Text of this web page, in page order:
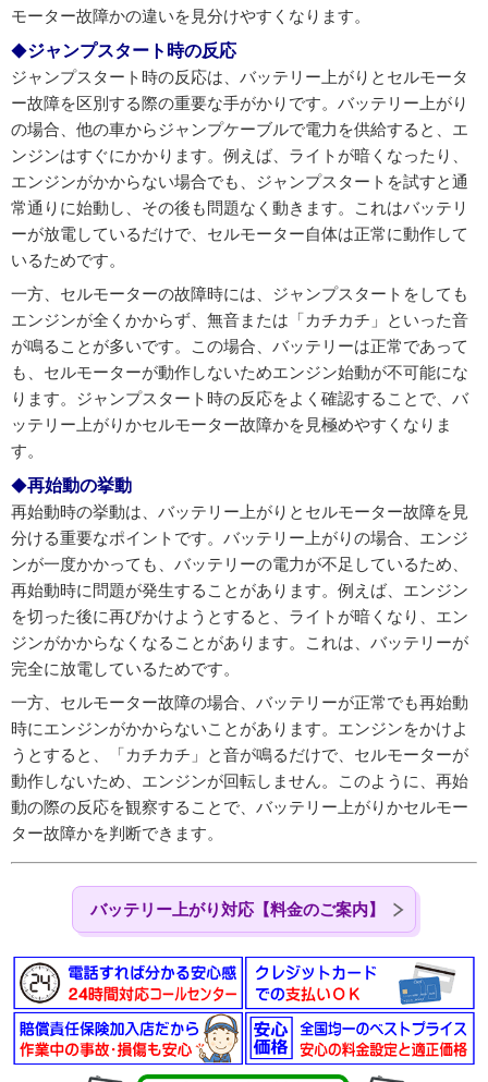
モーター故障かの違いを見分けやすくなります。
ジャンプスタート時の反応
ジャンプスタート時の反応は、バッテリー上がりとセルモータ
ー故障を区別する際の重要な手がかりです。バッテリー上がり
の場合、他の車からジャンプケーブルで電力を供給すると、エ
ンジンはすぐにかかります。例えば、ライトが暗くなったり、
エンジンがかからない場合でも、ジャンプスタートを試すと通
常通りに始動し、その後も問題なく動きます。これはバッテリ
ーが放電しているだけで、セルモーター自体は正常に動作して
いるためです。
一方、セルモーターの故障時には、ジャンプスタートをしても
エンジンが全くかからず、無音または「カチカチ」といった音
が鳴ることが多いです。この場合、バッテリーは正常であって
も、セルモーターが動作しないためエンジン始動が不可能にな
ります。ジャンプスタート時の反応をよく確認することで、バ
ッテリー上がりかセルモーター故障かを見極めやすくなりま
す。
再始動の挙動
再始動時の挙動は、バッテリー上がりとセルモーター故障を見
分ける重要なポイントです。バッテリー上がりの場合、エンジ
ンが一度かかっても、バッテリーの電力が不足しているため、
再始動時に問題が発生することがあります。例えば、エンジン
を切った後に再びかけようとすると、ライトが暗くなり、エン
ジンがかからなくなることがあります。これは、バッテリーが
完全に放電しているためです。
一方、セルモーター故障の場合、バッテリーが正常でも再始動
時にエンジンがかからないことがあります。エンジンをかけよ
うとすると、「カチカチ」と音が鳴るだけで、セルモーターが
動作しないため、エンジンが回転しません。このように、再始
動の際の反応を観察することで、バッテリー上がりかセルモー
ター故障かを判断できます。
バッテリー上がり対応【料金のご案内】